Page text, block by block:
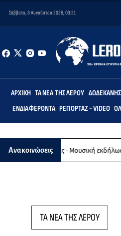
Σάββατο, 8 Αυγούστου 2026, 03:21
ΑΡΧΙΚΉ ΤΑ ΝΈΑ ΤΗΣ ΛΈΡΟΥ
ΕΝΔΙΑΦΈΡΟΝΤΑ ΡΕΠΟΡΤΆΖ - VIDEO
Ανακοινώσεις
της Παναγίας - Μουσική εκδήλωση
ΤΑ ΝΕΑ ΤΗΣ ΛΕΡΟΥ